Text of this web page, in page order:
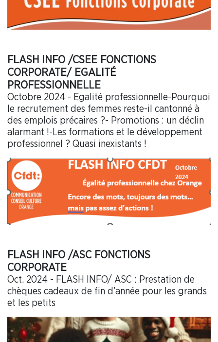
FLASH INFO /CSEE FONCTIONS
CORPORATE/ EGALITÉ
PROFESSIONNELLE
Octobre 2024 - Egalité professionnelle-Pourquoi
le recrutement des femmes reste-il cantonné à
des emplois précaires ?- Promotions : un déclin
alarmant !-Les formations et le développement
professionnel ? Quasi inexistants !
FLASH INFO /ASC FONCTIONS
CORPORATE
Oct. 2024 - FLASH INFO/ ASC : Prestation de
chèques cadeaux de fin d’année pour les grands
et les petits